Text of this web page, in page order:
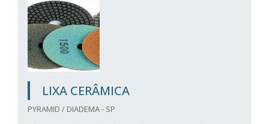
LIXA CERÂMICA
PYRAMID / DIADEMA - SP